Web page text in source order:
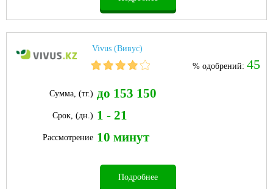
Vivus (Вивус)
% одобрений: 45
Сумма, (тг.) до 153 150
Срок, (дн.) 1 - 21
Рассмотрение 10 минут
Подробнее